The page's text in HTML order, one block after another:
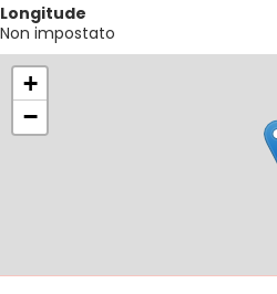
Longitude
Non impostato
+
−